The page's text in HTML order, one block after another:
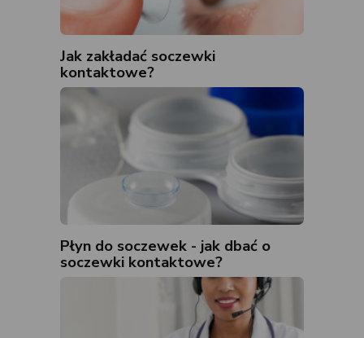
Jak zakładać soczewki
kontaktowe?
Płyn do soczewek - jak dbać o
soczewki kontaktowe?